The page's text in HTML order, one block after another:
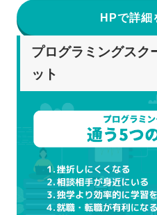
HPで詳細
プログラミングスク
ット